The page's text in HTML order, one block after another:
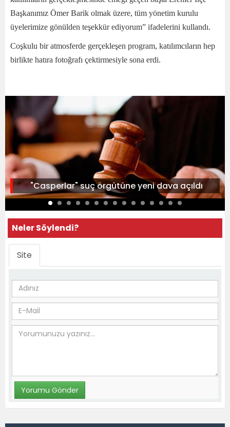
Başkanımız Ömer Barik olmak üzere, tüm yönetim kurulu
üyelerimize gönülden teşekkür ediyorum” ifadelerini kullandı.
Coşkulu bir atmosferde gerçekleşen program, katılımcıların hep
birlikte hatıra fotoğrafı çektirmesiyle sona erdi.
"Casperlar" suç örgütüne yeni dava açıldı
Neler Söylendi?
Site